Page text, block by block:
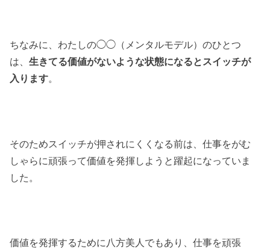
ちなみに、わたしの◯◯（メンタルモデル）のひとつ
は、生きてる価値がないような状態になるとスイッチが
入ります。
そのためスイッチが押されにくくなる前は、仕事をがむ
しゃらに頑張って価値を発揮しようと躍起になっていま
した。
価値を発揮するために八方美人でもあり、仕事を頑張